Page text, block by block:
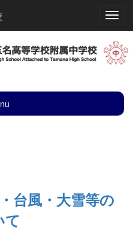
台風・大雪等の
て